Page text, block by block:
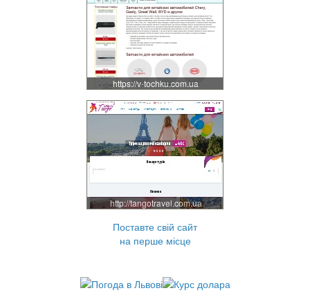
https://v-tochku.com.ua
http://tangotravel.com.ua
Поставте свій сайт
на перше місце